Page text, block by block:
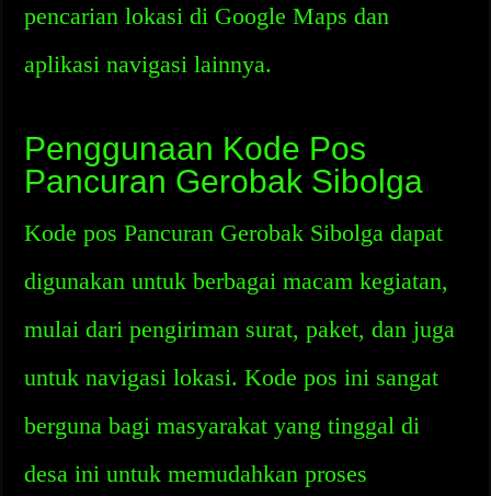
pencarian lokasi di Google Maps dan
aplikasi navigasi lainnya.
Penggunaan Kode Pos
Pancuran Gerobak Sibolga
Kode pos Pancuran Gerobak Sibolga dapat
digunakan untuk berbagai macam kegiatan,
mulai dari pengiriman surat, paket, dan juga
untuk navigasi lokasi. Kode pos ini sangat
berguna bagi masyarakat yang tinggal di
desa ini untuk memudahkan proses